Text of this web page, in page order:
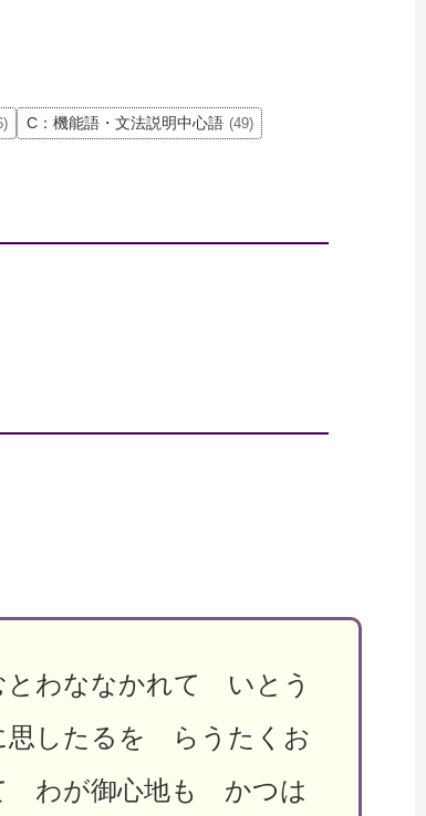
C：機能語・文法説明中心語 (49)
わななかれて いとう
思したるを らうたくお
わが御心地も かつは